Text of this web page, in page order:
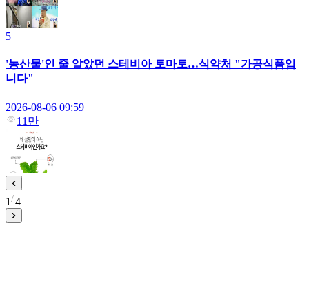
5
'농산물'인 줄 알았던 스테비아 토마토…식약처 "가공식품입
니다"
2026-08-06 09:59
11만
1 4